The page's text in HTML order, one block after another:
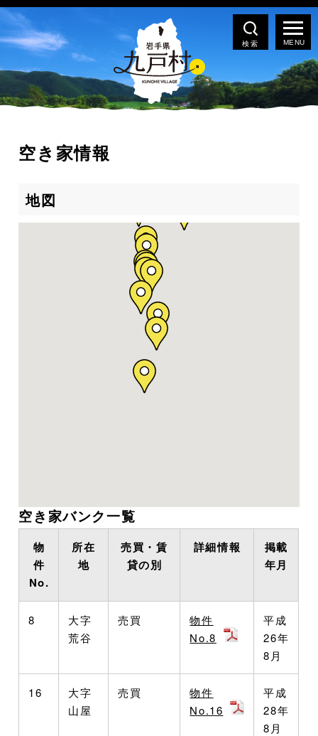
検索
空き家情報
地図
空き家バンク一覧
物
件
No.
所在
地
売買・賃
貸の別
詳細情報
掲載
年月
8
大字
荒谷
売買
物件
No.8
平成
26年
8月
16
大字
山屋
売買
物件
No.16
平成
28年
8月